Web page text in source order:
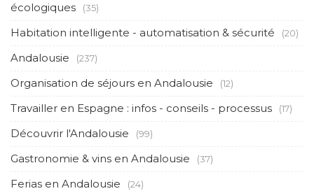
écologiques
(35)
Habitation intelligente - automatisation & sécurité (20)
Andalousie (237)
Organisation de séjours en Andalousie (12)
Travailler en Espagne : infos - conseils - processus (17)
Découvrir l'Andalousie (99)
Gastronomie & vins en Andalousie (37)
Ferias en Andalousie (24)